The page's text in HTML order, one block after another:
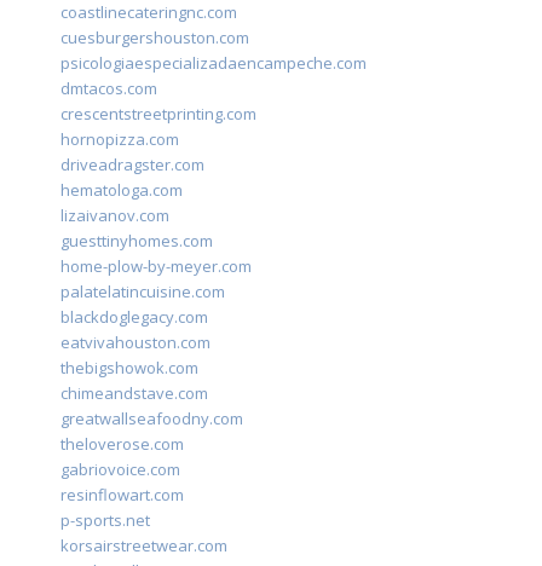
coastlinecateringnc.com
cuesburgershouston.com
psicologiaespecializadaencampeche.com
dmtacos.com
crescentstreetprinting.com
hornopizza.com
driveadragster.com
hematologa.com
lizaivanov.com
guesttinyhomes.com
home-plow-by-meyer.com
palatelatincuisine.com
blackdoglegacy.com
eatvivahouston.com
thebigshowok.com
chimeandstave.com
greatwallseafoodny.com
theloverose.com
gabriovoice.com
resinflowart.com
p-sports.net
korsairstreetwear.com